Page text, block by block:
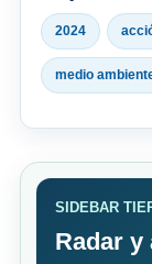
2024
medio
SIDEBAR
Radar y